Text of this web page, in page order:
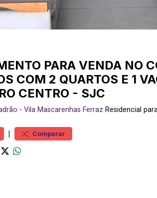
PARA VENDA NO
COM 2 QUARTOS E 1
CENTRO - SJC
- Vila Mascarenhas Ferraz Residencial
| Comparar